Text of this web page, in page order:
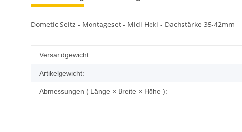
Dometic Seitz - Montageset - Midi Heki - Dachstärke 35-42mm
Produkteigenschaft
Wert
Versandgewicht:
Artikelgewicht:
Abmessungen ( Länge × Breite × Höhe ):